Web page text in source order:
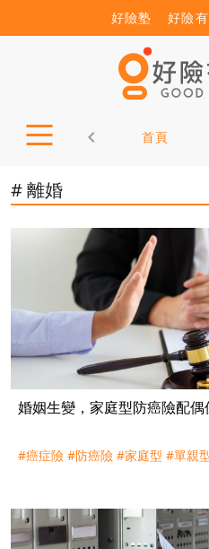
好險塾 好險
首頁
# 離婚
婚姻生變，家庭型防癌險配
#癌症險 #防癌險 #家庭型 #單親